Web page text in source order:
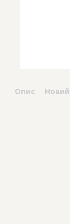
Опис